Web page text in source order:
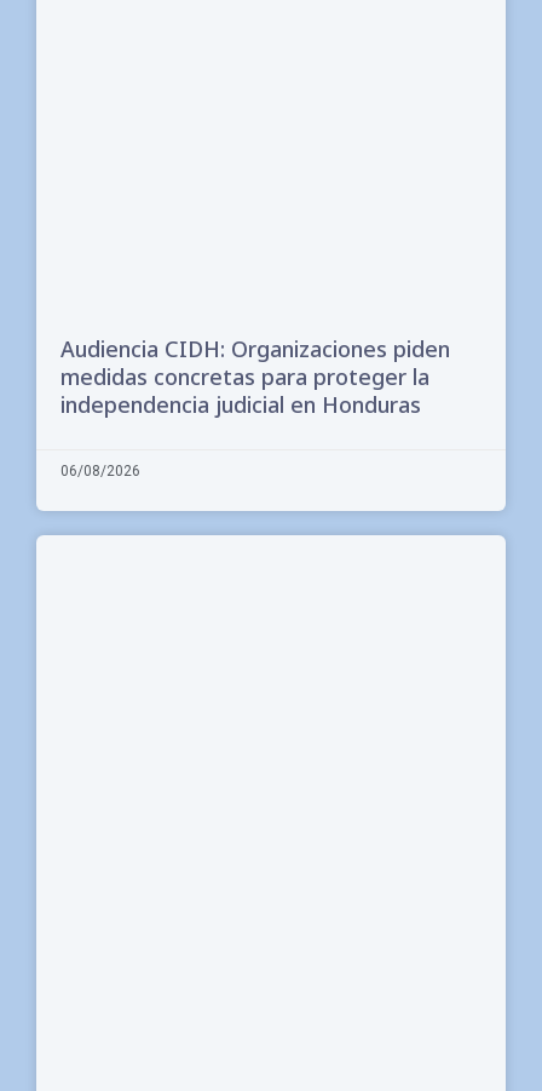
Audiencia CIDH: Organizaciones piden
medidas concretas para proteger la
independencia judicial en Honduras
06/08/2026